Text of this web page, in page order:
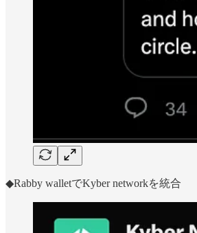
◆Rabby walletでKyber networkを統合